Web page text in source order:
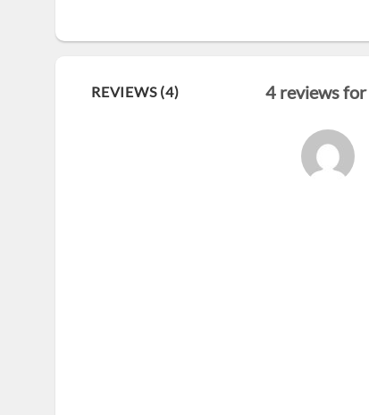
REVIEWS (4) 4 reviews for